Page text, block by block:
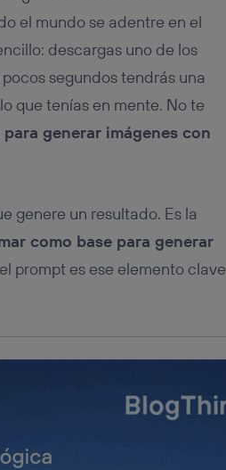
el mundo se adentre en el
descargas uno de los
segundos tendrás una
que tenías en mente. No te
generar imágenes con
genere un resultado. Es la
como base para generar
prompt es ese elemento clave
mismo identificador.
o análisis se
del hogar que
que se basará